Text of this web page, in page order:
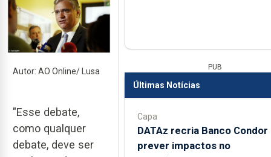
Autor: AO Online/ Lusa
"Esse debate,
como qualquer
debate, deve ser
PUB
Últimas Notícias
Capa
DATAz recria Banco Condor
prever impactos no